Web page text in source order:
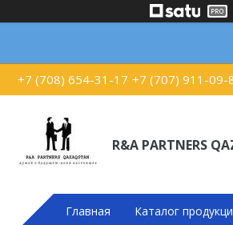
+7 (708) 654-31-17 +7 (707) 911-09-
R&A PARTNERS
Главная Каталог